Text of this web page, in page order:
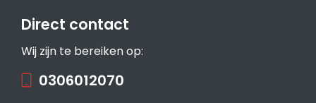
Direct contact
Wij zijn te bereiken op:
0306012070